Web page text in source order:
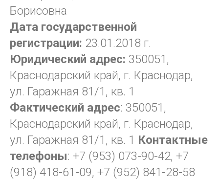
Борисовна
Дата государственной
регистрации: 23.01.2018 г.
Юридический адрес: 350051,
Краснодарский край, г. Краснодар,
ул. Гаражная 81/1, кв. 1
Фактический адрес: 350051,
Краснодарский край, г. Краснодар,
ул. Гаражная 81/1, кв. 1 Контактные
телефоны: +7 (953) 073-90-42, +7
(918) 418-61-09, +7 (952) 841-28-58